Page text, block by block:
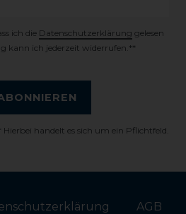
ich die Daten­schutz­erklärung gelesen
kann ich jederzeit widerrufen.**
Hierbei handelt es sich um ein Pflichtfeld.
AGB